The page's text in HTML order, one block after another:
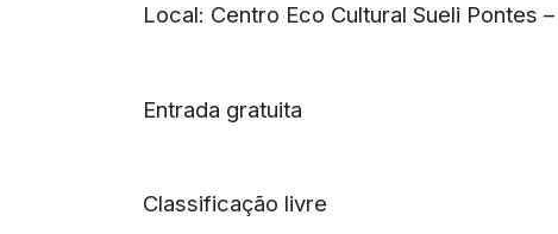
Local: Centro Eco Cultural Sueli Pontes
Entrada gratuita
Classificação livre